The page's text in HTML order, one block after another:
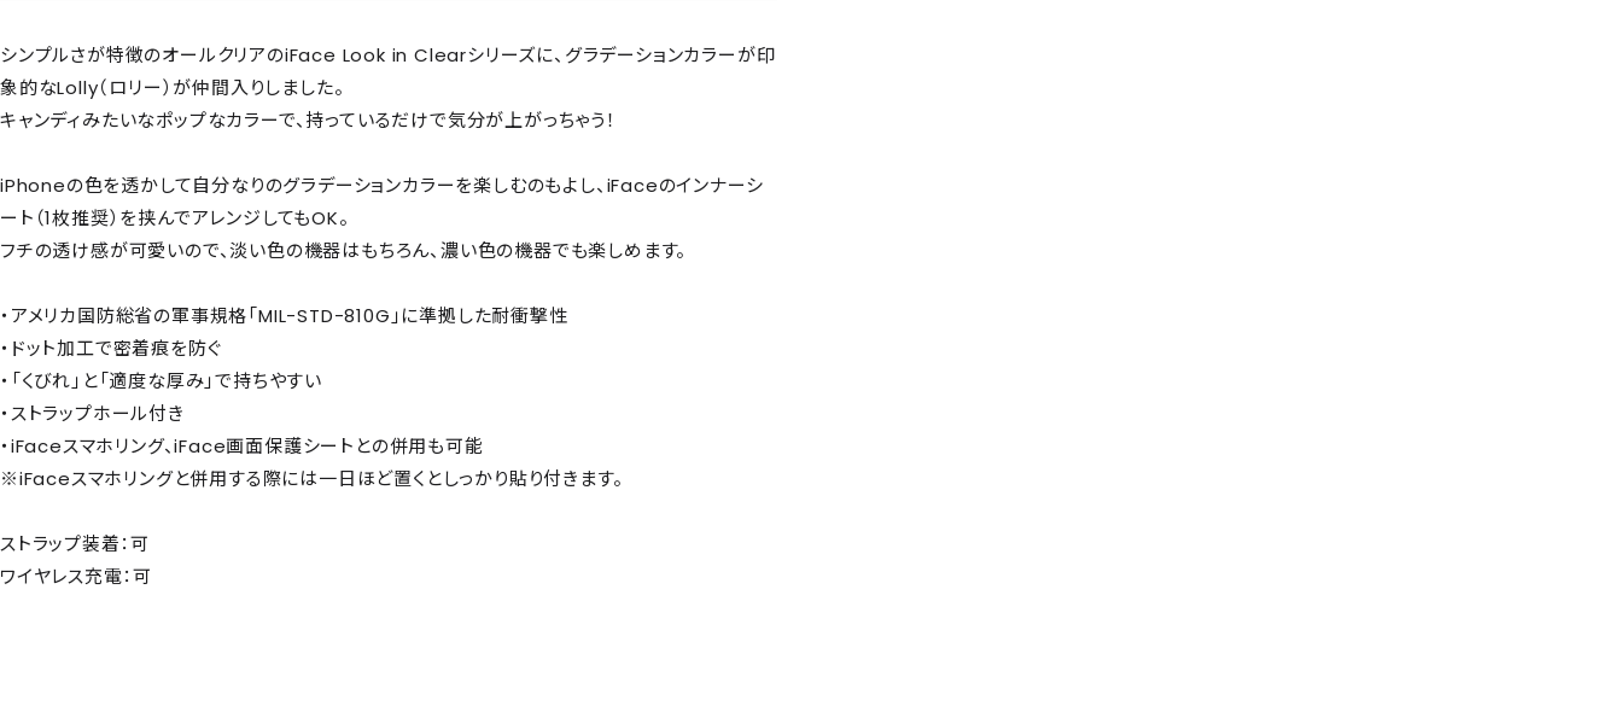
シンプルさが特徴のオールクリアのiFace Look in Clearシリーズに、グラデーションカラーが印
象的なLolly（ロリー）が仲間入りしました。
キャンディみたいなポップなカラーで、持っているだけで気分が上がっちゃう！
iPhoneの色を透かして自分なりのグラデーションカラーを楽しむのもよし、iFaceのインナーシ
ート（1枚推奨）を挟んでアレンジしてもOK。
フチの透け感が可愛いので、淡い色の機器はもちろん、濃い色の機器でも楽しめます。
・アメリカ国防総省の軍事規格「MIL-STD-810G」に準拠した耐衝撃性
・ドット加工で密着痕を防ぐ
・「くびれ」と「適度な厚み」で持ちやすい
・ストラップホール付き
・iFaceスマホリング、iFace画面保護シートとの併用も可能
※iFaceスマホリングと併用する際には一日ほど置くとしっかり貼り付きます。
ストラップ装着：可
ワイヤレス充電：可